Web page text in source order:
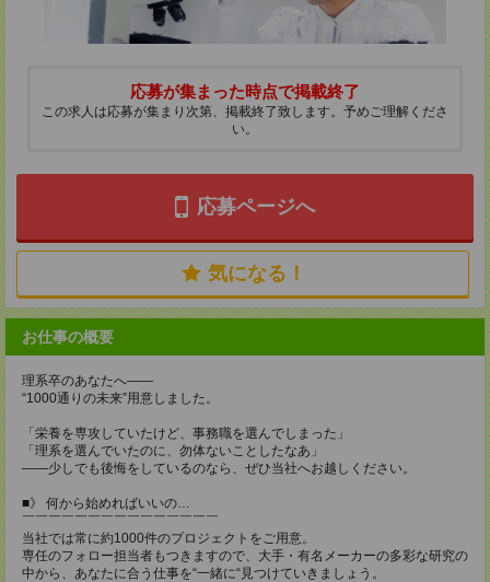
応募が集まった時点で掲載終了
この求人は応募が集まり次第、掲載終了致します。予めご理解くださ
い。
応募ページへ
気になる！
お仕事の概要
理系卒のあなたへ――
“1000通りの未来”用意しました。
「栄養を専攻していたけど、事務職を選んでしまった」
「理系を選んでいたのに、勿体ないことしたなあ」
――少しでも後悔をしているのなら、ぜひ当社へお越しください。
■》 何から始めればいいの…
￣￣￣￣￣￣￣￣￣￣￣￣￣￣￣
当社では常に約1000件のプロジェクトをご用意。
専任のフォロー担当者もつきますので、大手・有名メーカーの多彩な研究の
中から、あなたに合う仕事を“一緒に“見つけていきましょう。